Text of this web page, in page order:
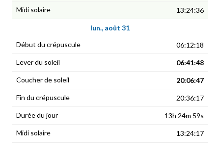
13:24:36
lun., août 31
06:12:18
06:41:48
20:06:47
20:36:17
13h 24m 59s
13:24:17